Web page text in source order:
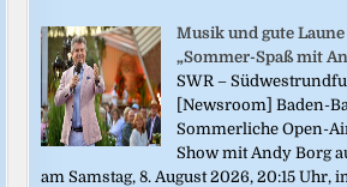
Musik und gute Laune
„Sommer-Spaß mit
SWR –
[Newsroom] Baden-
Sommerliche Open-
Show mit Andy Borg
am Samstag, 8. August 2026, 20:15 Uhr,